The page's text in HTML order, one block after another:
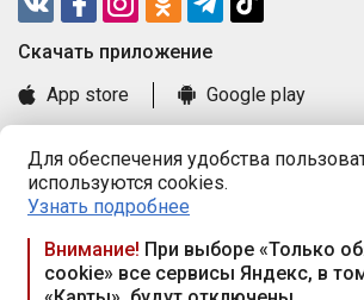
Для обеспечения удобства
используются cookies.
Узнать подробнее
Внимание! При выборе «Только
cookie» все сервисы Яндекс, в
Cкачать приложение
App store
Google play
Книга замечаний и предложений
Правила и документы
Praca.by © 2000—2026, ООО «ПРАЦА БАЙ»
Республика Беларусь, 220114, г. Минск, пр-
117а, пом. № 9.